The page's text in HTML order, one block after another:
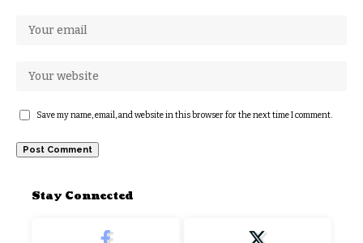
Save my name, email, and website in this browser for the next time I comment.
Stay Connected